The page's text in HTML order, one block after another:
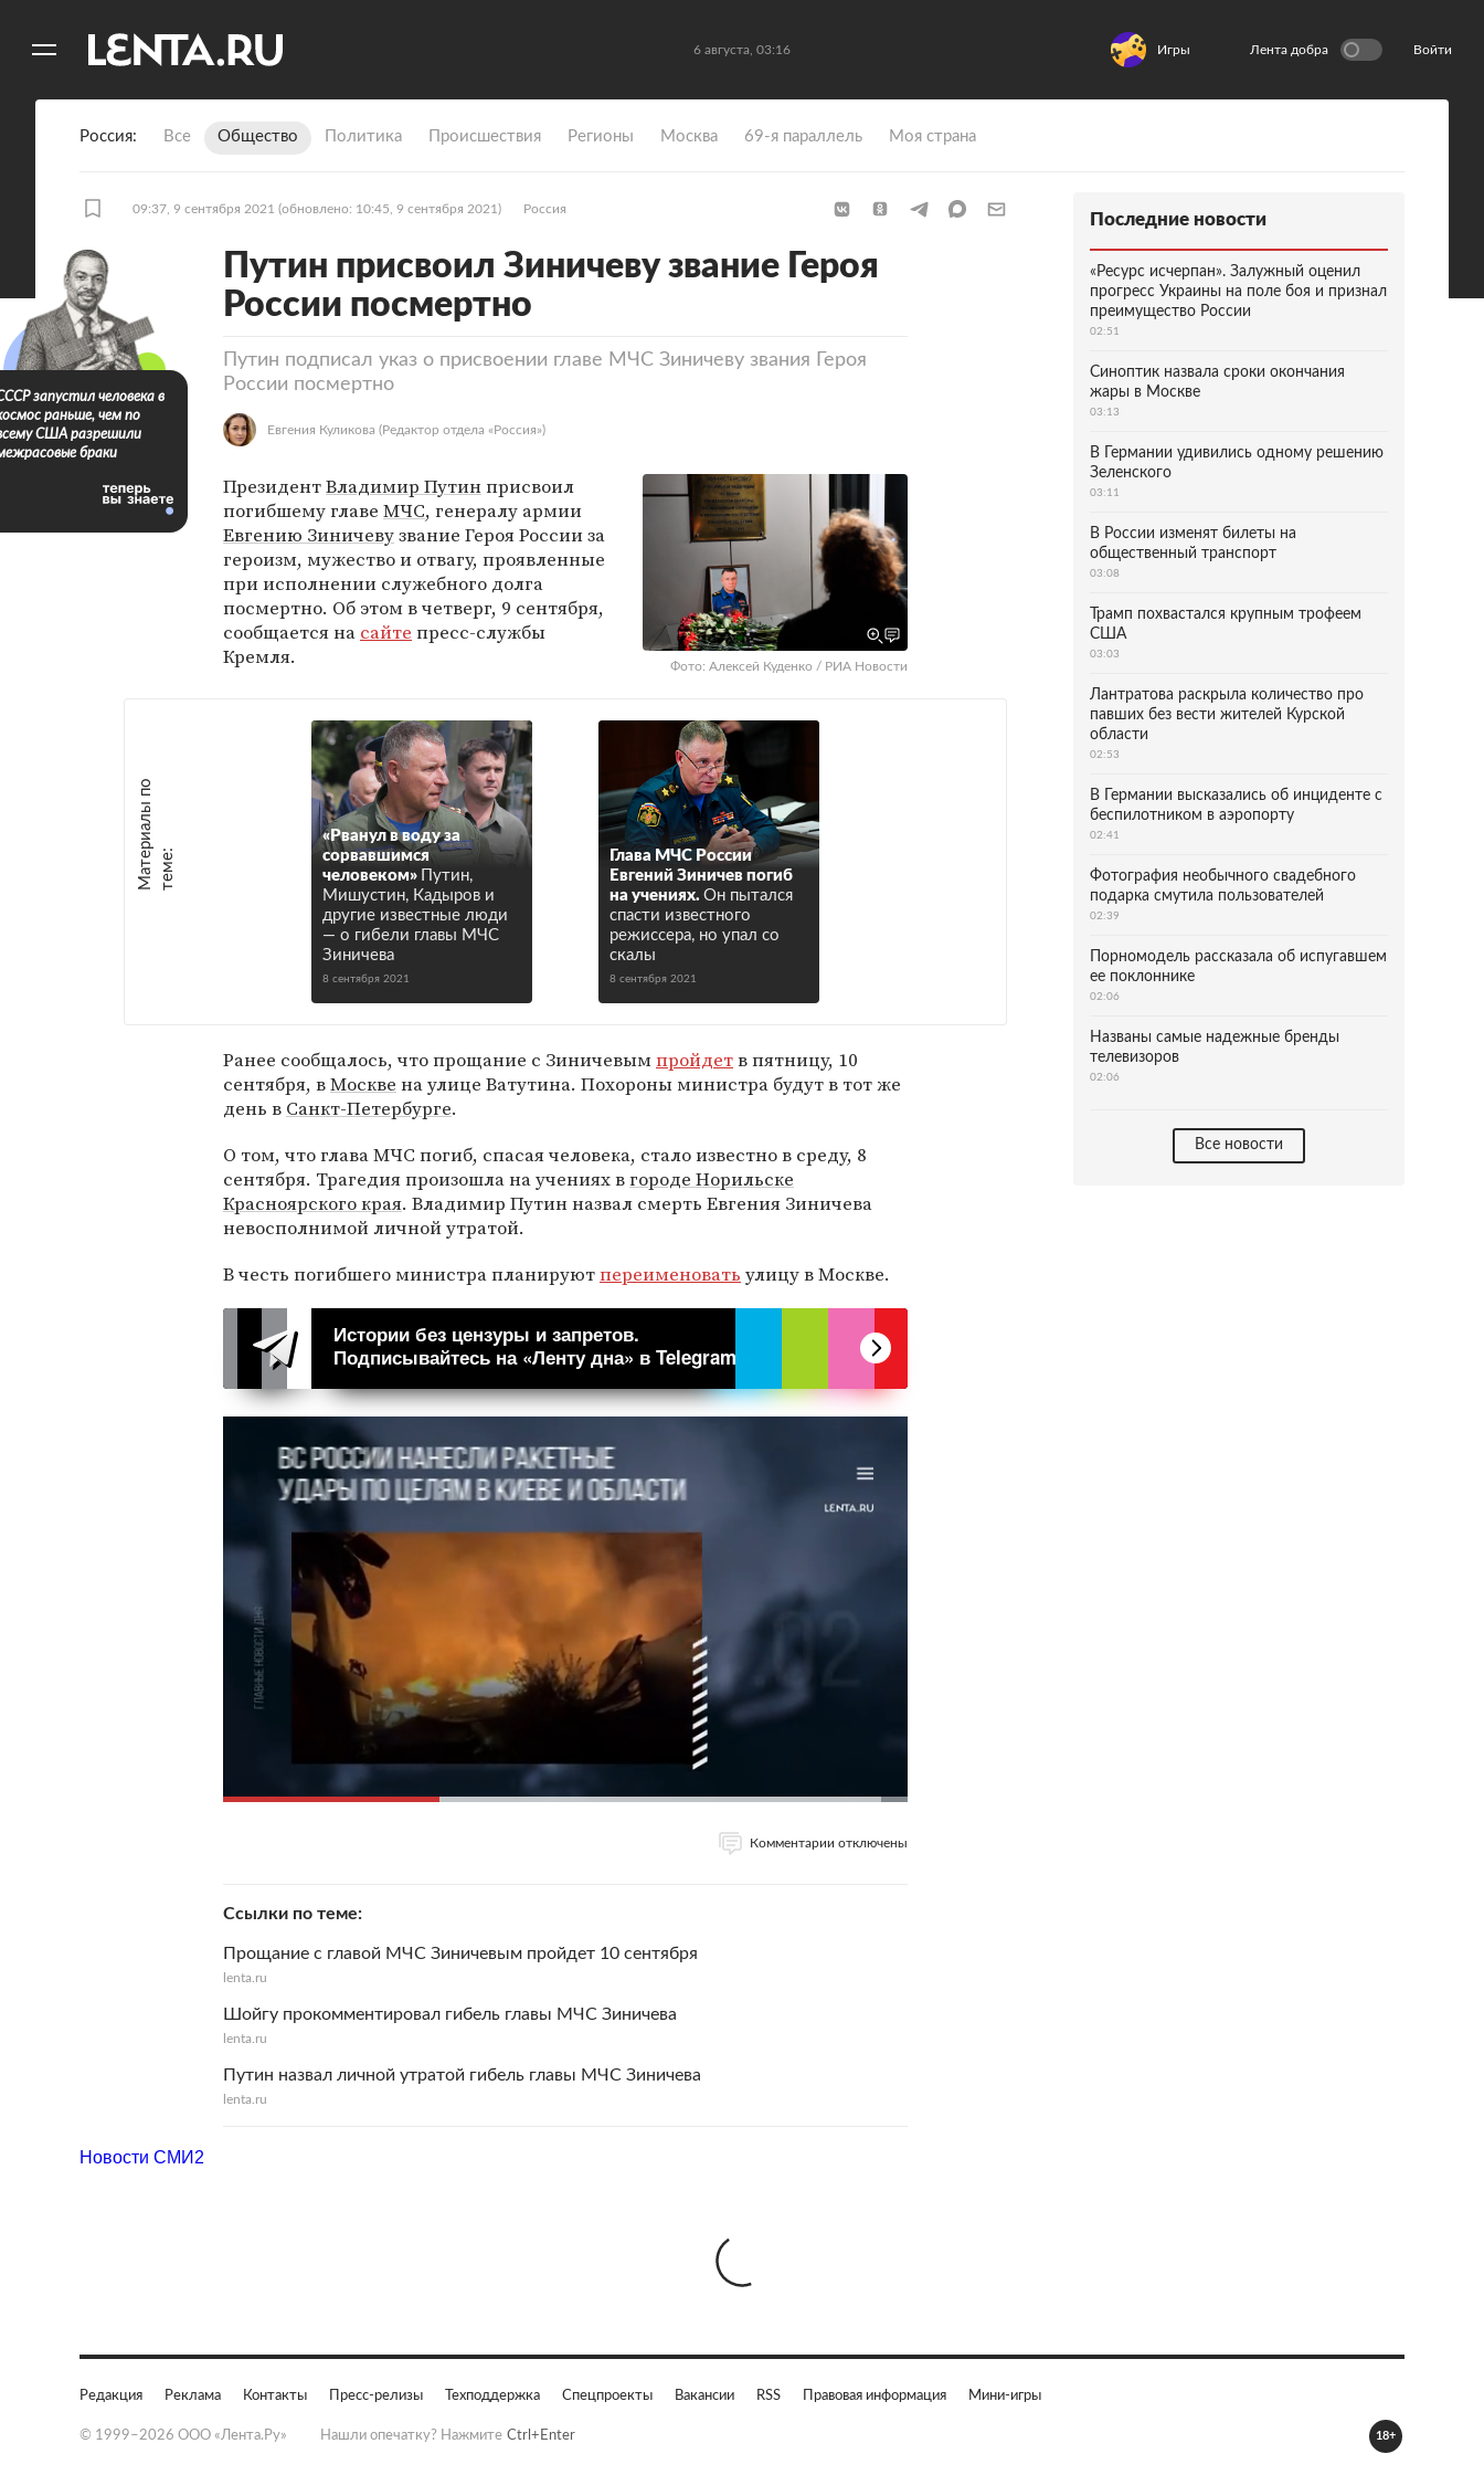
6 августа, 03:16 Игры Лента добра Войти
Россия Все Общество Политика Происшествия Регионы Москва 69-я параллель Моя страна
09:37, 9 сентября 2021 (обновлено: 10:45, 9 сентября 2021) Россия
Путин присвоил Зиничеву звание Героя
России посмертно
Путин подписал указ о присвоении главе МЧС Зиничеву звания Героя
России посмертно
Евгения Куликова (Редактор отдела «Россия»)
Фото: Алексей Куденко / РИА Новости
ПрезидентВладимир Путинприсвоил
погибшему главе МЧС, генералу армии
Евгению Зиничевузвание Героя России за
героизм, мужество и отвагу, проявленные
при исполнении служебного долга
посмертно. Об этом в четверг, 9 сентября,
сообщается на сайте пресс-службы
Кремля.
М
а
т е
р
и
а
л
ы
п
о
т
е
м
е :
«Рванул в воду за
сорвавшимся
человеком»
Путин,
Мишустин, Кадыров и
другие известные люди
— о гибели главы МЧС
Зиничева
8 сентября 2021
Глава МЧС России
Евгений Зиничев погиб
на учениях. Он пытался
спасти известного
режиссера, но упал со
скалы
8 сентября 2021
Ранее сообщалось, что прощание с Зиничевымпройдетв пятницу, 10
сентября, вМоскве на улице Ватутина. Похороны министра будут в тот же
день в Санкт-Петербурге.
О том, что глава МЧС погиб, спасая человека, стало известно в среду, 8
сентября. Трагедия произошла на учениях вгороде Норильске
Красноярского края. Владимир Путин назвал смерть Евгения Зиничева
невосполнимой личной утратой.
В честь погибшего министра планируютпереименовать улицу в Москве.
Истории без цензуры и запретов.
Подписывайтесь на «Ленту дна» в Telegram
Комментарии отключены
Ссылки по теме
Прощание с главой МЧС Зиничевым пройдет 10 сентября
lenta.ru
Шойгу прокомментировал гибель главы МЧС Зиничева
lenta.ru
Путин назвал личной утратой гибель главы МЧС Зиничева
lenta.ru
запустил человека в
раньше, чем по
США разрешили
браки
Последние новости
«Ресурс исчерпан». Залужный оценил
прогресс Украины на поле боя и признал
преимущество России
02:51
Синоптик назвала сроки окончания
жары в Москве
03:13
В Германии удивились одному решению
Зеленского
03:11
В России изменят билеты на
общественный транспорт
03:08
Трамп похвастался крупным трофеем
США
03:03
Лантратова раскрыла количество про
павших без вести жителей Курской
области
02:53
В Германии высказались об инциденте с
беспилотником в аэропорту
02:41
Фотография необычного свадебного
подарка смутила пользователей
02:39
Порномодель рассказала об испугавшем
ее поклоннике
02:06
Названы самые надежные бренды
телевизоров
02:06
Все новости
Новости СМИ2
Редакция Реклама Контакты Пресс-релизы Техподдержка Спецпроекты Вакансии RSS Правовая информация Мини-игры
© 1999–2026 ООО «Лента.Ру» Нашли опечатку? Нажмите Ctrl+Enter 18+